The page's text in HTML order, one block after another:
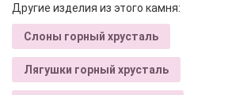
Другие изделия из этого камня:
Слоны горный хрусталь
Лягушки горный хрусталь